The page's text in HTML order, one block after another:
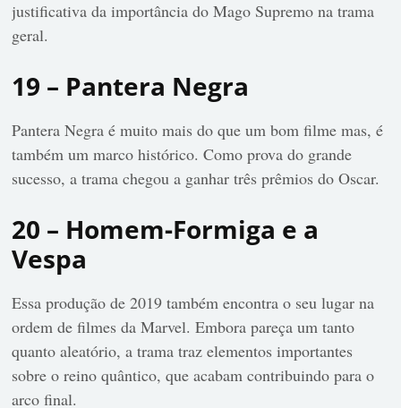
justificativa da importância do Mago Supremo na trama
geral.
19 – Pantera Negra
Pantera Negra é muito mais do que um bom filme mas, é
também um marco histórico. Como prova do grande
sucesso, a trama chegou a ganhar três prêmios do Oscar.
20 – Homem-Formiga e a
Vespa
Essa produção de 2019 também encontra o seu lugar na
ordem de filmes da Marvel. Embora pareça um tanto
quanto aleatório, a trama traz elementos importantes
sobre o reino quântico, que acabam contribuindo para o
arco final.